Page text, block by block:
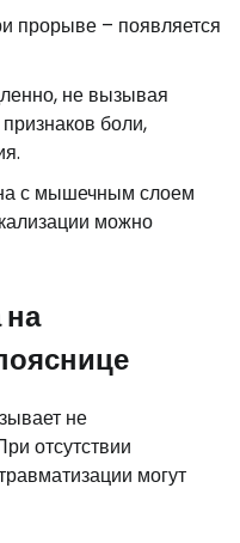
прорыве – появляется
не вызывая
боли,
с мышечным слоем
можно
не
отсутствии
могут